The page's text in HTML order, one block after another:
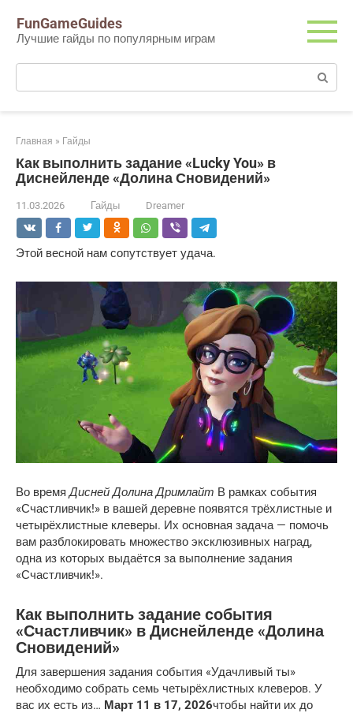
контенту
FunGameGuides
Лучшие гайды по популярным играм
Поиск:
Главная » Гайды
Как выполнить задание «Lucky You» в
Диснейленде «Долина Сновидений»
11.03.2026 Гайды Dreamer
Этой весной нам сопутствует удача.
Во время Дисней Долина Дримлайт В рамках события
«Счастливчик!» в вашей деревне появятся трёхлистные и
четырёхлистные клеверы. Их основная задача — помочь
вам разблокировать множество эксклюзивных наград,
одна из которых выдаётся за выполнение задания
«Счастливчик!».
Как выполнить задание события
«Счастливчик» в Диснейленде «Долина
Сновидений»
Для завершения задания события «Удачливый ты»
необходимо собрать семь четырёхлистных клеверов. У
вас их есть из… Март 11 в 17, 2026чтобы найти их до